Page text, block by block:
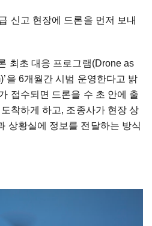
신고 현장에 드론을 먼저 보내
최초 대응 프로그램(Drone as
을 6개월간 시범 운영한다고 밝
접수되면 드론을 수 초 안에 출
착하게 하고, 조종사가 현장 상
상황실에 정보를 전달하는 방식